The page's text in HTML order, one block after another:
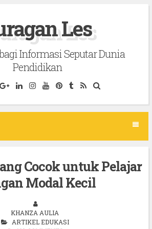
Les
Informasi Seputar Dunia
Pendidikan
Cocok untuk Pelajar
Modal Kecil
KHANZA AULIA
ARTIKEL EDUKASI